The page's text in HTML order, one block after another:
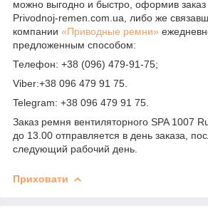
можно выгодно и быстро, оформив заказ
Рrivodnoj-remen.com.ua, либо же
компании «Приводные ремни»
предложенным способом:
Телефон: +38 (096) 479-91-75;
Viber:+38 096 479 91 75.
Telegram: +38 096 479 91 75.
Заказ ремня вентиляторного SPA 1007
до 13.00 отправляется в день заказа,
следующий рабочий день.
Приховати